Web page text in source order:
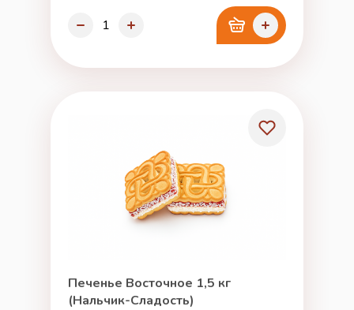
Печенье Восточное 1,5 кг
(Нальчик-Сладость)